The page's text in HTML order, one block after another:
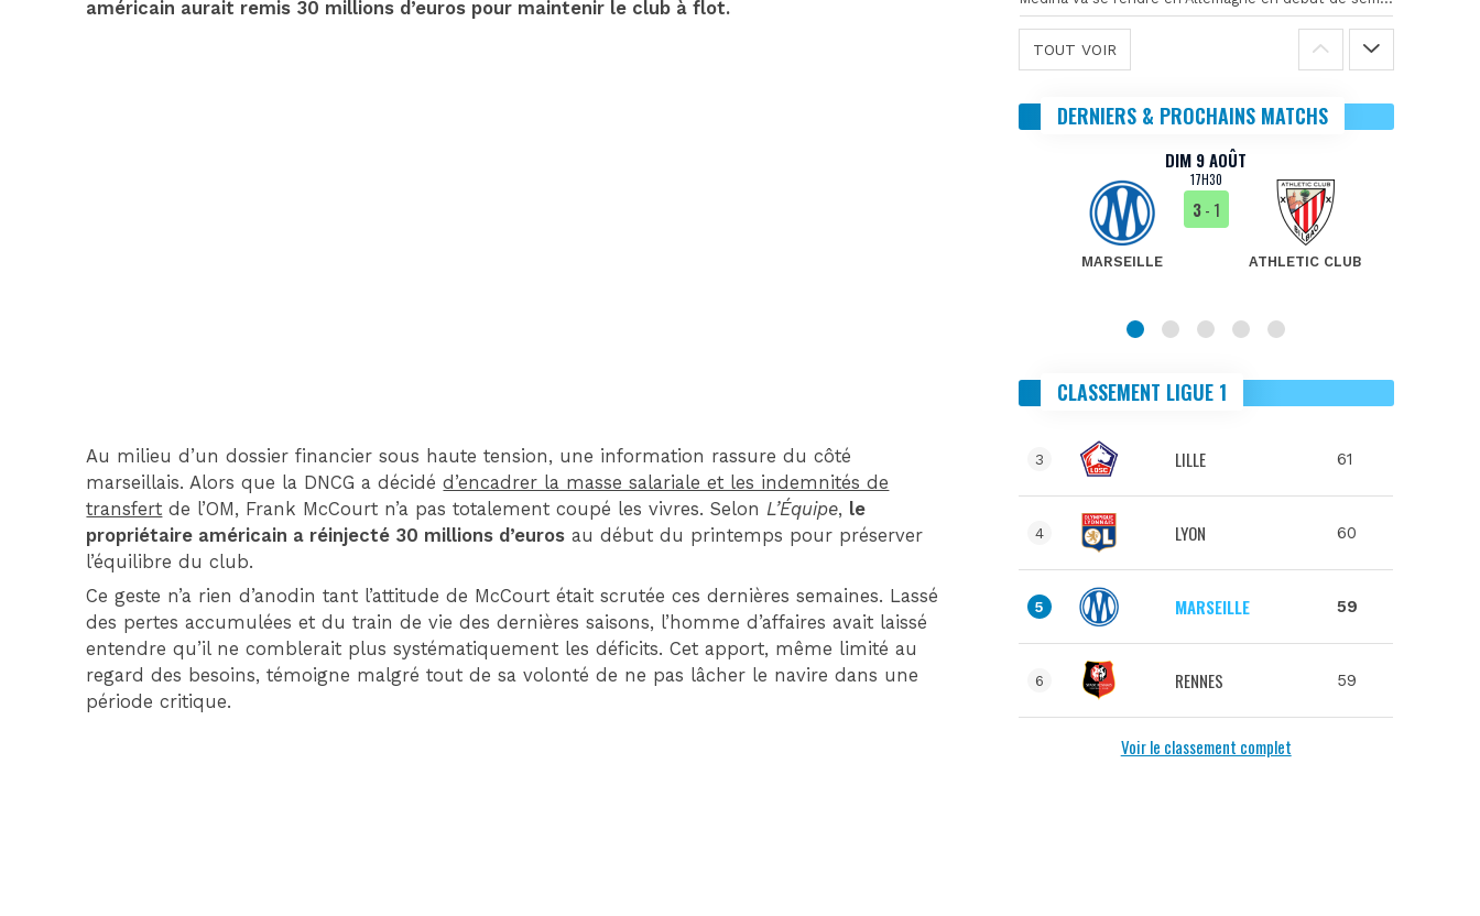
américain aurait remis 30 millions d’euros pour maintenir le club à flot.
Au milieu d’un dossier financier sous haute tension, une information rassure du côté
marseillais. Alors que la DNCG a décidéd’encadrer la masse salariale et les indemnités de
transfert de l’OM, Frank McCourt n’a pas totalement coupé les vivres. Selon L’Équipe, le
propriétaire américain a réinjecté 30 millions d’euros au début du printemps pour préserver
l’équilibre du club.
Ce geste n’a rien d’anodin tant l’attitude de McCourt était scrutée ces dernières semaines. Lassé
des pertes accumulées et du train de vie des dernières saisons, l’homme d’affaires avait laissé
entendre qu’il ne comblerait plus systématiquement les déficits. Cet apport, même limité au
regard des besoins, témoigne malgré tout de sa volonté de ne pas lâcher le navire dans une
période critique.
TOUT VOIR
DERNIERS & PROCHAINS MATCHS
DIM 9 AOÛT
17H30
MARSEILLE
3- 1
ATHLETIC CLUB
CLASSEMENT LIGUE 1
3 LILLE 61
4 LYON 60
5 MARSEILLE 59
6 RENNES 59
Voir le classement complet